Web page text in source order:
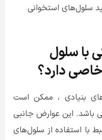
سلول‌های استخوانی
با سلول
دارد؟
بنیادی ، ممکن است
باشد. این عوارض جانبی
با استفاده از سلول‌های